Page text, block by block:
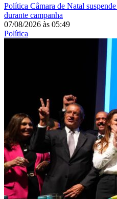
Política Câmara de Natal
durante campanha
07/08/2026 às 05:49
Política